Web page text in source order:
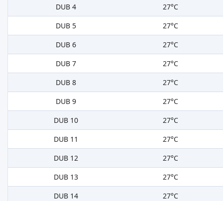
DUB 4
27°C
DUB 5
27°C
DUB 6
27°C
DUB 7
27°C
DUB 8
27°C
DUB 9
27°C
DUB 10
27°C
DUB 11
27°C
DUB 12
27°C
DUB 13
27°C
DUB 14
27°C